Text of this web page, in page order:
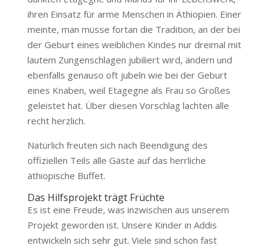
ihren Einsatz für arme Menschen in Äthiopien. Einer
meinte, man müsse fortan die Tradition, an der bei
der Geburt eines weiblichen Kindes nur dreimal mit
lautem Zungenschlagen jubiliert wird, ändern und
ebenfalls genauso oft jubeln wie bei der Geburt
eines Knaben, weil Etagegne als Frau so Großes
geleistet hat. Über diesen Vorschlag lachten alle
recht herzlich.
Natürlich freuten sich nach Beendigung des
offiziellen Teils alle Gäste auf das herrliche
äthiopische Buffet.
Das Hilfsprojekt trägt Früchte
Es ist eine Freude, was inzwischen aus unserem
Projekt geworden ist. Unsere Kinder in Addis
entwickeln sich sehr gut. Viele sind schon fast